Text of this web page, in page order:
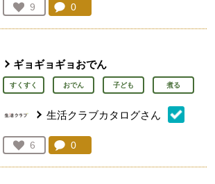
お気に入り登録：
9
人が登録
コメント：
0
ギョギョギョおでん
すくすく おでん 子ども 煮る
生活クラブカタログさん
お気に入り登録：
6
人が登録
コメント：
0